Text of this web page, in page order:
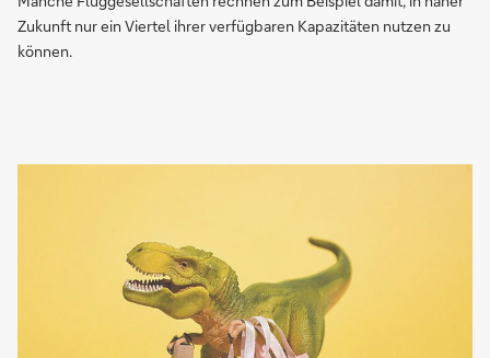
Zukunft nur ein Viertel ihrer verfügbaren Kapazitäten nutzen zu
können.